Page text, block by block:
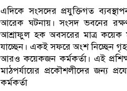
এদিকে সংসদের প্রযুক্তিগত
আরেক ঘটনায়। সংসদ ভবনের
আশ্রাফুল হক অবসরের মাত্র কয়েক
যাচ্ছেন। একই সফরে অংশ নিচ্ছেন
আরও কয়েকজন কর্মকর্তা। এই
মাঠপর্যায়ের প্রকৌশলীদের জন্য
কর্মকর্তা